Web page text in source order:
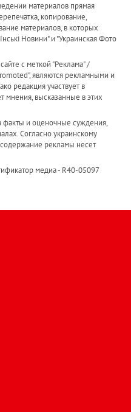
материалов прямая
копирование,
материалов, в которых
Новини" и "Украинская Фото
с меткой "Реклама" /
являются рекламными и
редакция участвует в
мнения, высказанные в этих
факты и оценочные суждения,
Согласно украинскому
содержание рекламы несет
медиа - R40-05097